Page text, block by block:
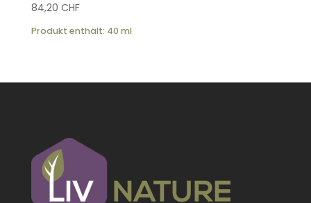
84,20 CHF
Produkt enthält: 40 ml